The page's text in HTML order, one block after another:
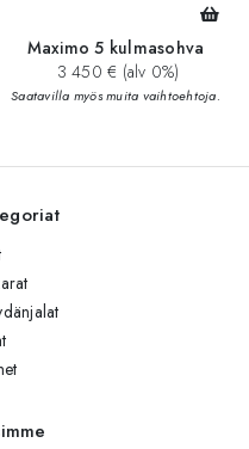
Maximo 5 kulmasohva
3 450 € (alv 0%)
Saatavilla myös muita vaihtoehtoja.